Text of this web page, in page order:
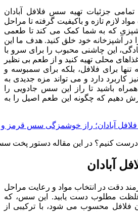
جزئیات تهیه سس فلافل آبادان
لازم تازه و باکیفیت گرفته تا مراحل
که به شما کمک می کند تا طعمی
آشپزخانه خود خلق کنید. هدف ما این
این چاشنی محبوب را برای سرو با
محلی تهیه کنید و از طعم بی نظیر
برای فلافل، بلکه برای سمبوسه و
کاربرد دارد و می تواند مزه جدیدی به
باشید تا راز این سس جادویی را
دهیم که چگونه این طعم اصیل را به
کنیم؟ در این مقاله دستور پخت
آبادان
دقت در انتخاب مواد و رعایت مراحل
مطلوب دست یابید. این سس، که
فلافل محسوب می شود، با ترکیبی از